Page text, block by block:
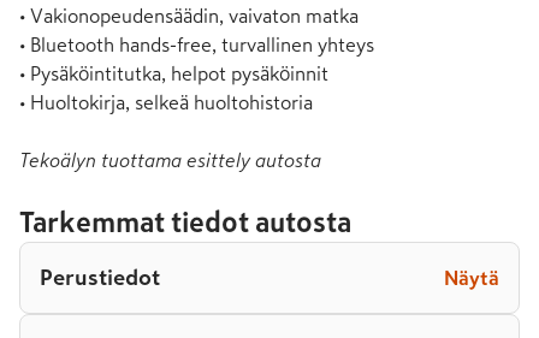
• Vakionopeudensäädin, vaivaton matka
• Bluetooth hands-free, turvallinen yhteys
• Pysäköintitutka, helpot pysäköinnit
• Huoltokirja, selkeä huoltohistoria
Tekoälyn tuottama esittely autosta
Tarkemmat tiedot autosta
Perustiedot Näytä